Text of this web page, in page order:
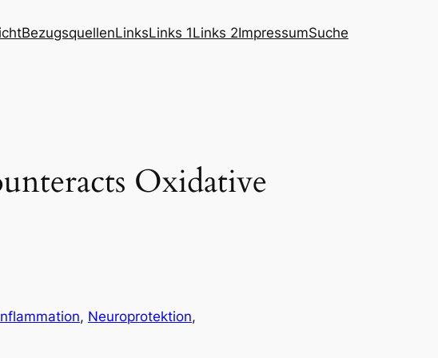
BezugsquellenLinksLinks 1Links 2ImpressumSuche
Oxidative
, Neuroprotektion